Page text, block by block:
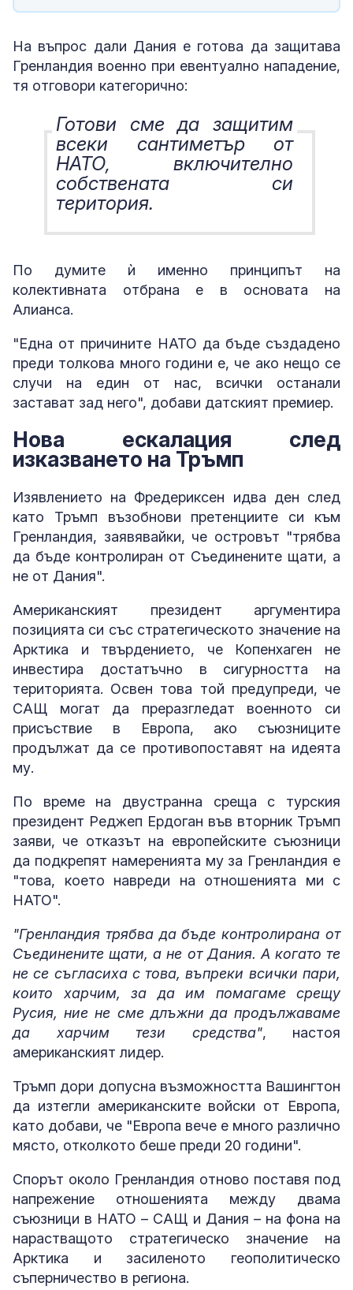
На въпрос дали Дания е готова да защитава
Гренландия военно при евентуално нападение,
тя отговори категорично:
Готови сме да защитим
всеки сантиметър от
НАТО, включително
собствената си
територия.
По думите ѝ именно принципът на
колективната отбрана е в основата на
Алианса.
"Една от причините НАТО да бъде създадено
преди толкова много години е, че ако нещо се
случи на един от нас, всички останали
застават зад него", добави датският премиер.
Нова ескалация след
изказването на Тръмп
Изявлението на Фредериксен идва ден след
като Тръмп възобнови претенциите си към
Гренландия, заявявайки, че островът "трябва
да бъде контролиран от Съединените щати, а
не от Дания".
Американският президент аргументира
позицията си със стратегическото значение на
Арктика и твърдението, че Копенхаген не
инвестира достатъчно в сигурността на
територията. Освен това той предупреди, че
САЩ могат да преразгледат военното си
присъствие в Европа, ако съюзниците
продължат да се противопоставят на идеята
му.
По време на двустранна среща с турския
президент Реджеп Ердоган във вторник Тръмп
заяви, че отказът на европейските съюзници
да подкрепят намеренията му за Гренландия е
"това, което навреди на отношенията ми с
НАТО".
"Гренландия трябва да бъде контролирана от
Съединените щати, а не от Дания. А когато те
не се съгласиха с това, въпреки всички пари,
които харчим, за да им помагаме срещу
Русия, ние не сме длъжни да продължаваме
да харчим тези средства", настоя
американският лидер.
Тръмп дори допусна възможността Вашингтон
да изтегли американските войски от Европа,
като добави, че "Европа вече е много различно
място, отколкото беше преди 20 години".
Спорът около Гренландия отново поставя под
напрежение отношенията между двама
съюзници в НАТО – САЩ и Дания – на фона на
нарастващото стратегическо значение на
Арктика и засиленото геополитическо
съперничество в региона.